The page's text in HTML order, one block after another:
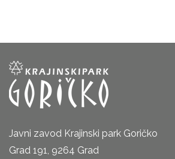
Javni zavod Krajinski park Goričko
Grad 191, 9264 Grad